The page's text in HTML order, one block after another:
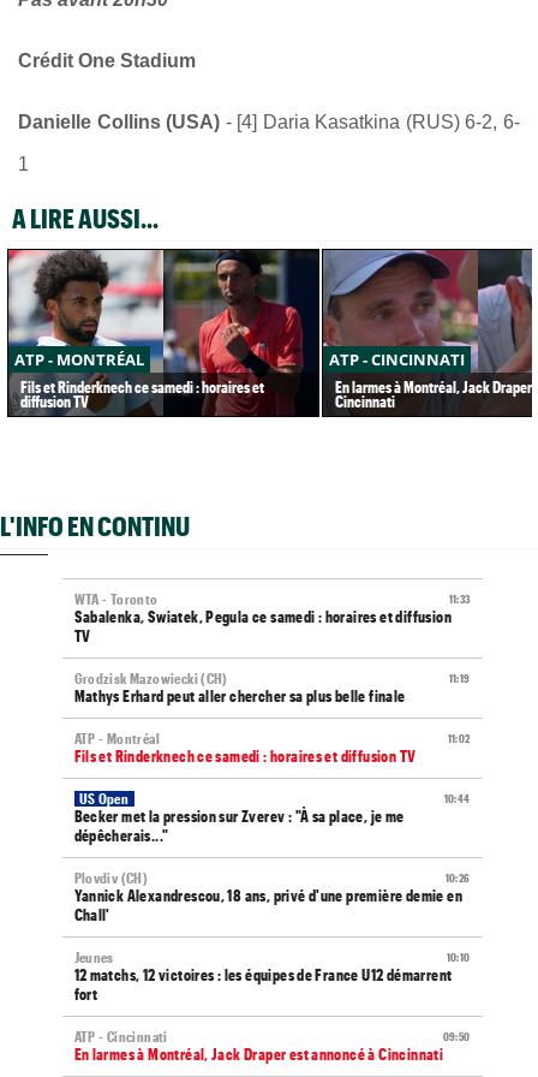
Crédit One Stadium
Danielle Collins (USA) - [4] Daria Kasatkina (RUS) 6-2, 6-
1
A LIRE AUSSI...
ATP - MONTRÉAL
Fils et Rinderknech ce samedi : horaires et
diffusion TV
ATP - CINCINNATI
En larmes à Montréal, Jack Draper
Cincinnati
L'INFO EN CONTINU
11:33
WTA - Toronto
Sabalenka, Swiatek, Pegula ce samedi : horaires et diffusion
TV
11:19
Grodzisk Mazowiecki (CH)
Mathys Erhard peut aller chercher sa plus belle finale
11:02
ATP - Montréal
Fils et Rinderknech ce samedi : horaires et diffusion TV
10:44
US Open
Becker met la pression sur Zverev : "À sa place, je me
dépêcherais..."
10:26
Plovdiv (CH)
Yannick Alexandrescou, 18 ans, privé d'une première demie en
Chall'
10:10
Jeunes
12 matchs, 12 victoires : les équipes de France U12 démarrent
fort
09:50
ATP - Cincinnati
En larmes à Montréal, Jack Draper est annoncé à Cincinnati